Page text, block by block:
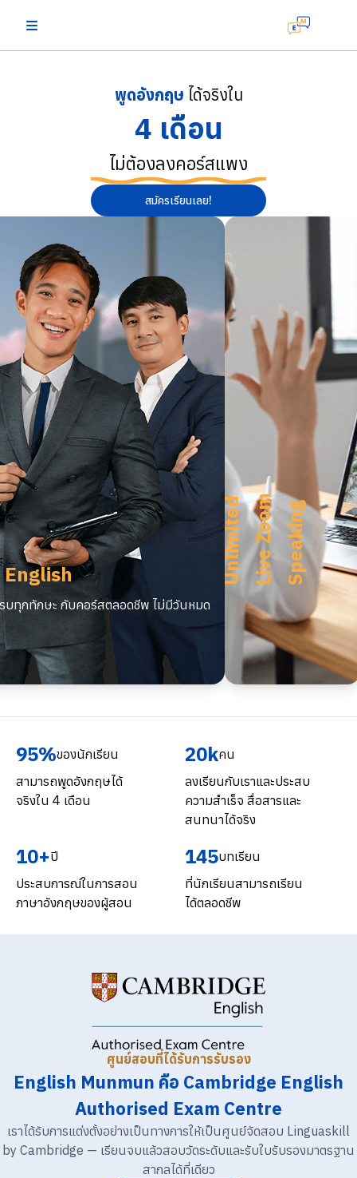
พูดอังกฤษ ได้จริงใน
4 เดือน
ไม่ต้องลงคอร์สแพง
สมัครเรียนเลย!
บทุกทักษะ กับคอร์สตลอดชีพ ไม่มีวันหมด
U
n
l
i
m
i
t
e
d
L
i
v
e
Z
o
om
S
p
e
a
k
i
n g
95%ของนักเรียน
สามารถพูดอังกฤษได้
จริงใน 4 เดือน
20kคน
ลงเรียนกับเราและประสบ
ความสำเร็จ สื่อสารและ
สนทนาได้จริง
10+ปี
ประสบการณ์ในการสอน
ภาษาอังกฤษของผู้สอน
145บทเรียน
ที่นักเรียนสามารถเรียน
ได้ตลอดชีพ
ศูนย์สอบที่ได้รับการรับรอง
English Munmun คือ Cambridge English
Authorised Exam Centre
เราได้รับการแต่งตั้งอย่างเป็นทางการให้เป็นศูนย์จัดสอบ Linguaskill
by Cambridge — เรียนจบแล้วสอบวัดระดับและรับใบรับรองมาตรฐาน
สากลได้ที่เดียว